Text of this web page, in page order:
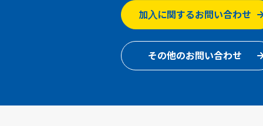
加入に関するお問い合わせ
その他のお問い合わせ